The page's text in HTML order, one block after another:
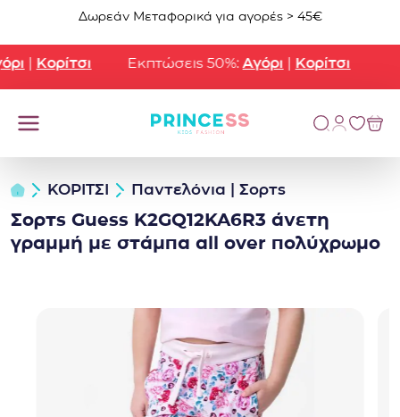
Μετάβαση στο περιεχόμενο
Δωρεάν Μεταφορικά για αγορές > 45€
| Κορίτσι Εκπτώσεις 50%:Αγόρι| Κορίτσι
ΚΟΡΙΤΣΙ Παντελόνια | Σορτς
Σορτς Guess K2GQ12KA6R3 άνετη
γραμμή με στάμπα all over πολύχρωμο